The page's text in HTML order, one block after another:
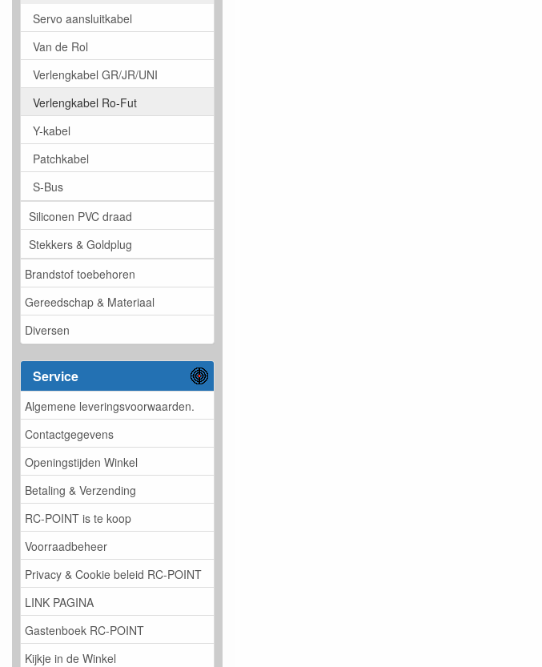
Servo aansluitkabel
Van de Rol
Verlengkabel GR/JR/UNI
Verlengkabel Ro-Fut
Y-kabel
Patchkabel
S-Bus
Siliconen PVC draad
Stekkers & Goldplug
Brandstof toebehoren
Gereedschap & Materiaal
Diversen
Service
Algemene leveringsvoorwaarden.
Contactgegevens
Openingstijden Winkel
Betaling & Verzending
RC-POINT is te koop
Voorraadbeheer
Privacy & Cookie beleid RC-POINT
LINK PAGINA
Gastenboek RC-POINT
Kijkje in de Winkel